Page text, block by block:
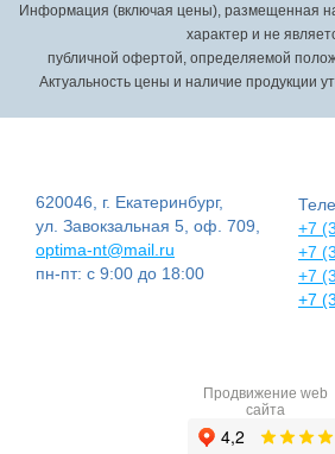
Информация (включая цены), размещенная
характер и не
публичной офертой, определяемой
Актуальность цены и наличие продукции
620046, г. Екатеринбург,
ул. Завокзальная 5, оф. 709,
optima-nt@mail.ru
пн-пт: с 9:00 до 18:00
+7
+7
+7
+7
Продвижение web
сайта